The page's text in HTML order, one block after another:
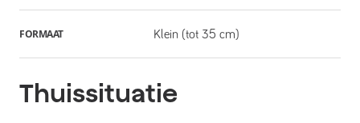
FORMAAT Klein (tot 35 cm)
Thuissituatie